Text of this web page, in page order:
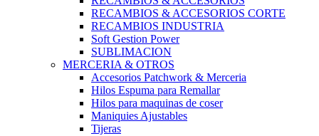
RECAMBIOS & ACCESORIOS CORTE
RECAMBIOS INDUSTRIA
Soft Gestion Power
SUBLIMACION
MERCERIA & OTROS
Accesorios Patchwork & Merceria
Hilos Espuma para Remallar
Hilos para maquinas de coser
Maniquies Ajustables
Tijeras